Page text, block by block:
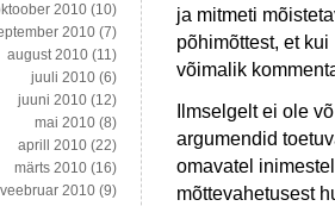
ja mitmeti
põhimõttest, et
võimalik
Ilmselgelt ei ole
argumendid
omavatel
mõttevahetusest
2010 (10)
2010 (7)
august 2010 (11)
juuli 2010 (6)
juuni 2010 (12)
mai 2010 (8)
aprill 2010 (22)
märts 2010 (16)
veebruar 2010 (9)